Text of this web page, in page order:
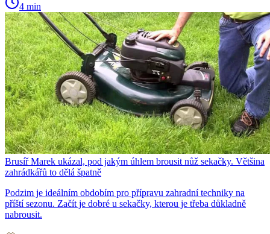
4 min
Brusíř Marek ukázal, pod jakým úhlem brousit nůž sekačky. Většina
zahrádkářů to dělá špatně
Podzim je ideálním obdobím pro přípravu zahradní techniky na
příští sezonu. Začít je dobré u sekačky, kterou je třeba důkladně
nabrousit.